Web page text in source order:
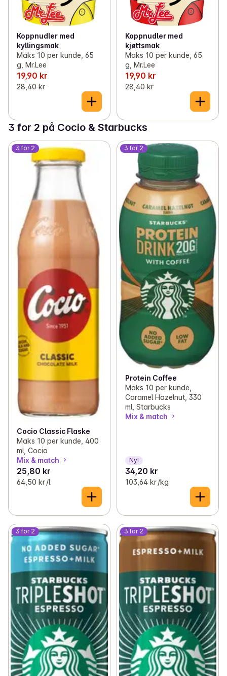
Koppnudler med
kyllingsmak
Maks 10 per kunde, 65
g, Mr.Lee
19,90 kr
28,40 kr
Koppnudler med
kjøttsmak
Maks 10 per kunde, 65
g, Mr.Lee
19,90 kr
28,40 kr
3 for 2 på Cocio & Starbucks
3 for 2
Cocio Classic Flaske
Maks 10 per kunde, 400
ml, Cocio
Mix & match
25,80 kr
64,50 kr /l
3 for 2
Protein Coffee
Maks 10 per kunde,
Caramel Hazelnut, 330
ml, Starbucks
Mix & match
Ny!
34,20 kr
103,64 kr /kg
3 for 2 3 for 2